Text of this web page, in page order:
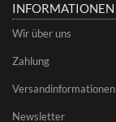
INFORMATIONEN
Wir über uns
Zahlung
Versandinformationen
Newsletter